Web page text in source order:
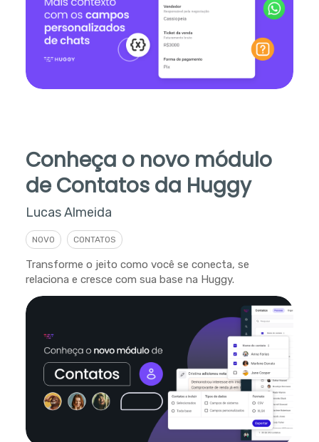
Conheça o novo módulo
de Contatos da Huggy
Lucas Almeida
NOVO CONTATOS
Transforme o jeito como você se conecta, se
relaciona e cresce com sua base na Huggy.